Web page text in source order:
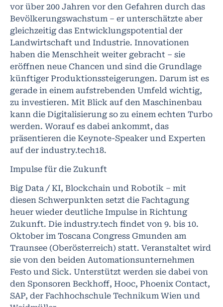
vor über 200 Jahren vor den Gefahren durch das
Bevölkerungswachstum – er unterschätzte aber
gleichzeitig das Entwicklungspotential der
Landwirtschaft und Industrie. Innovationen
haben die Menschheit weiter gebracht – sie
eröffnen neue Chancen und sind die Grundlage
künftiger Produktionssteigerungen. Darum ist es
gerade in einem aufstrebenden Umfeld wichtig,
zu investieren. Mit Blick auf den Maschinenbau
kann die Digitalisierung so zu einem echten Turbo
werden. Worauf es dabei ankommt, das
präsentieren die Keynote-Speaker und Experten
auf der industry.tech18.
Impulse für die Zukunft
Big Data / KI, Blockchain und Robotik – mit
diesen Schwerpunkten setzt die Fachtagung
heuer wieder deutliche Impulse in Richtung
Zukunft. Die industry.tech findet von 9. bis 10.
Oktober im Toscana Congress Gmunden am
Traunsee (Oberösterreich) statt. Veranstaltet wird
sie von den beiden Automationsunternehmen
Festo und Sick. Unterstützt werden sie dabei von
den Sponsoren Beckhoff, Hooc, Phoenix Contact,
SAP, der Fachhochschule Technikum Wien und